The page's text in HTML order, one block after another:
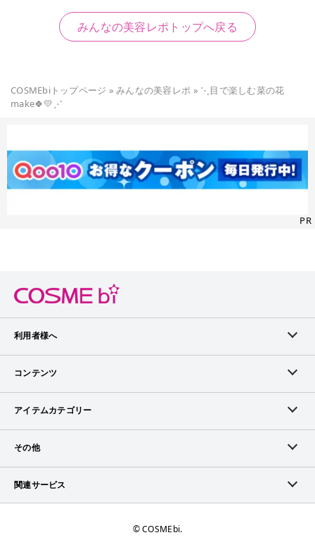
みんなの美容レポトップへ戻る
COSMEbiトップページ »みんなの美容レポ » ⋱目で楽しむ菜の花
make🍀💛⋰
PR
利用者様へ
メンバーログイン
メンバー会員について
アイテム掲載リクエスト
コンテンツ
ランキング
ブランドから探す
ピックアップ特集
アイテムカテゴリー
スキンケア
その他
お問い合わせ（ブランド様）
関連サービス
©︎ COSMEbi.